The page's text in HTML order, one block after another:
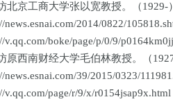
京工商大学张以宽教授。（1929-）
2014/0822/
boke/page/p/0/9/
西南财经大学毛伯林教授。（
39/2015/0323/
page/r/9/x/r0154jsap9x.html